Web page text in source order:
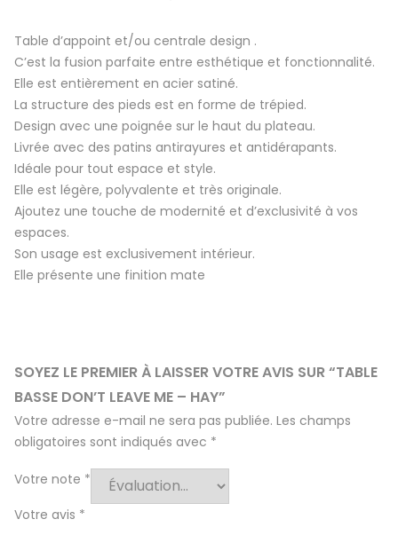
Table d’appoint et/ou centrale design .
C’est la fusion parfaite entre esthétique et fonctionnalité.
Elle est entièrement en acier satiné.
La structure des pieds est en forme de trépied.
Design avec une poignée sur le haut du plateau.
Livrée avec des patins antirayures et antidérapants.
Idéale pour tout espace et style.
Elle est légère, polyvalente et très originale.
Ajoutez une touche de modernité et d’exclusivité à vos
espaces.
Son usage est exclusivement intérieur.
Elle présente une finition mate
SOYEZ LE PREMIER À LAISSER VOTRE AVIS SUR “TABLE
BASSE DON’T LEAVE ME – HAY”
Votre adresse e-mail ne sera pas publiée. Les champs
obligatoires sont indiqués avec *
Votre note *
Votre avis *